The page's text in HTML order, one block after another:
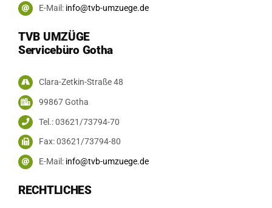
E-Mail: info@tvb-umzuege.de
TVB UMZÜGE
Servicebüro Gotha
Clara-Zetkin-Straße 48
99867 Gotha
Tel.: 03621/73794-70
Fax: 03621/73794-80
E-Mail: info@tvb-umzuege.de
RECHTLICHES